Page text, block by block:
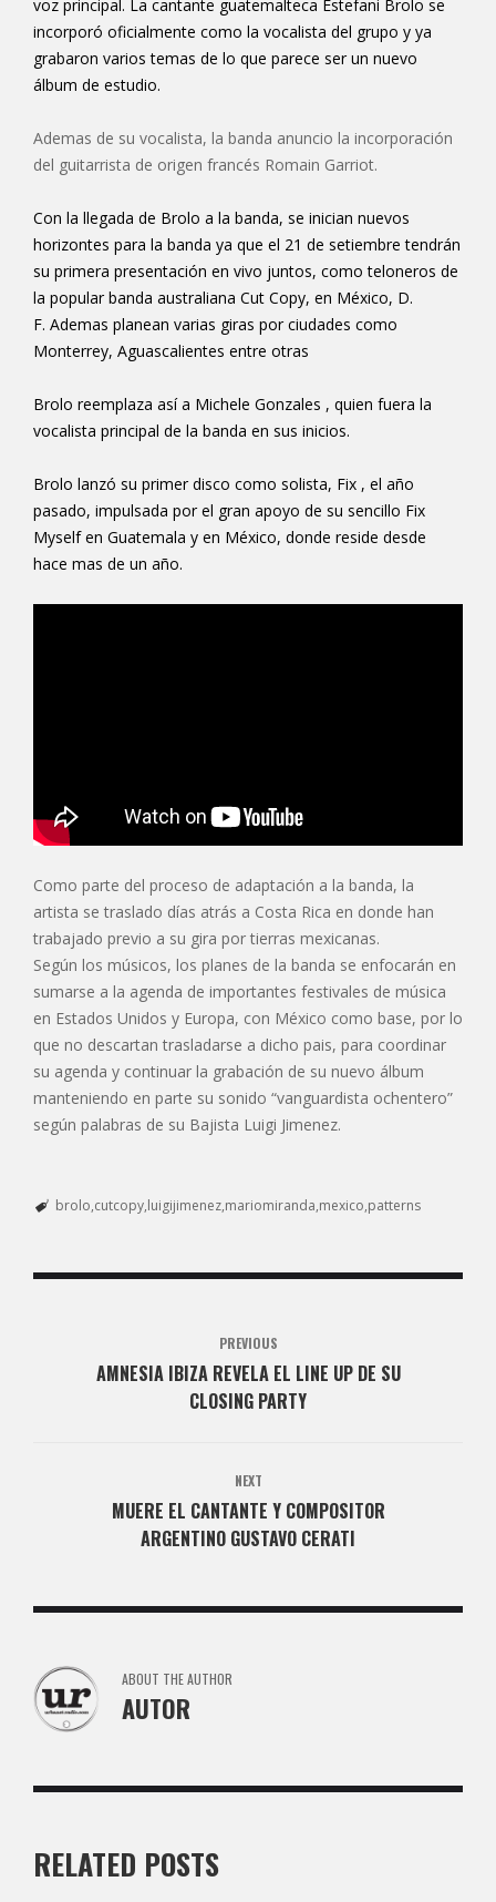
voz principal. La cantante guatemalteca Estefani Brolo se
incorporó oficialmente como la vocalista del grupo y ya
grabaron varios temas de lo que parece ser un nuevo
álbum de estudio.
Ademas de su vocalista, la banda anuncio la incorporación
del guitarrista de origen francés Romain Garriot.
Con la llegada de Brolo a la banda, se inician nuevos
horizontes para la banda ya que el 21 de setiembre tendrán
su primera presentación en vivo juntos, como teloneros de
la popular banda australiana Cut Copy, en México, D.
F. Ademas planean varias giras por ciudades como
Monterrey, Aguascalientes entre otras
Brolo reemplaza así a Michele Gonzales , quien fuera la
vocalista principal de la banda en sus inicios.
Brolo lanzó su primer disco como solista, Fix , el año
pasado, impulsada por el gran apoyo de su sencillo Fix
Myselfen Guatemala y en México, donde reside desde
hace mas de un año.
Como parte del proceso de adaptación a la banda, la
artista se traslado días atrás a Costa Rica en donde han
trabajado previo a su gira por tierras mexicanas.
Según los músicos, los planes de la banda se enfocarán en
sumarse a la agenda de importantes festivales de música
en Estados Unidos y Europa, con México como base, por lo
que no descartan trasladarse a dicho pais, para coordinar
su agenda y continuar la grabación de su nuevo álbum
manteniendo en parte su sonido “vanguardista ochentero”
según palabras de su Bajista Luigi Jimenez.
brolo cutcopy luigijimenez mariomiranda mexico patterns
PREVIOUS
AMNESIA IBIZA REVELA EL LINE UP DE SU
CLOSING PARTY
NEXT
MUERE EL CANTANTE Y COMPOSITOR
ARGENTINO GUSTAVO CERATI
ABOUT THE AUTHOR
AUTOR
RELATED POSTS